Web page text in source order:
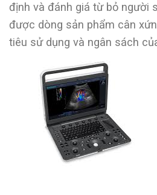
định và đánh giá từ bỏ người
được dòng sản phẩm cân
tiêu sử dụng và ngân sách